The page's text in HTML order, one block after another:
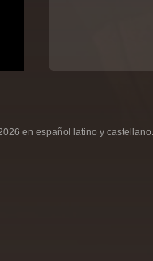
en español latino y castellano.